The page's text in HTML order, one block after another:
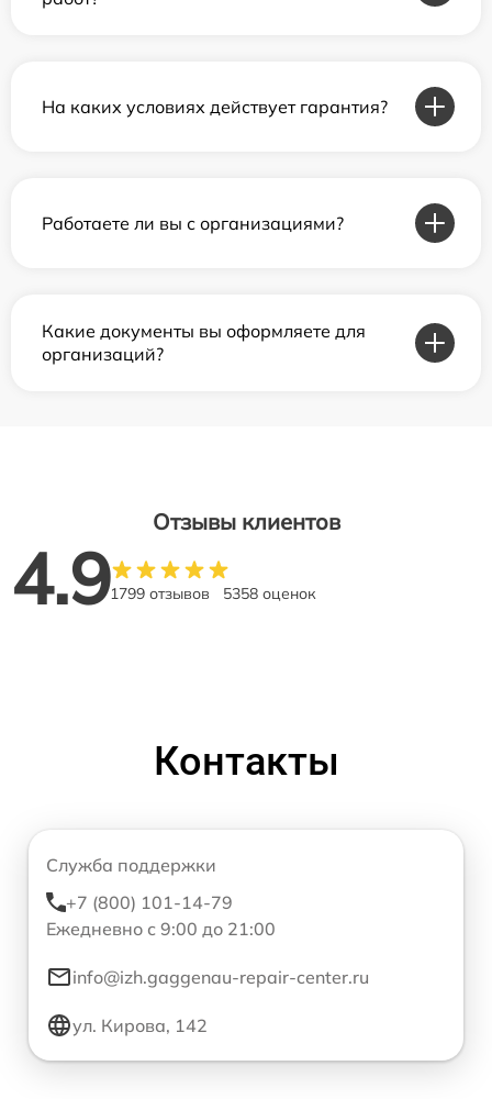
На каких условиях действует гарантия?
Работаете ли вы с организациями?
Какие документы вы оформляете для
организаций?
Отзывы клиентов
4.91799 отзывов 5358 оценок
Контакты
Служба поддержки
+7 (800) 101-14-79
Ежедневно с 9:00 до 21:00
info@izh.gaggenau-repair-center.ru
ул. Кирова, 142